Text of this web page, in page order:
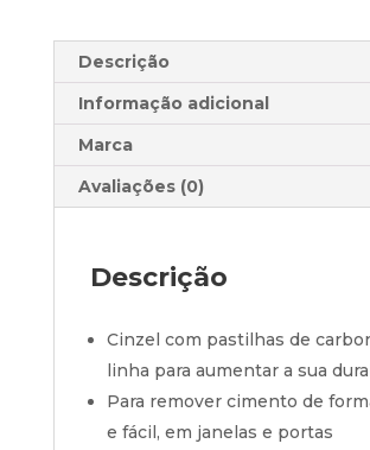
Descrição
Informação adicional
Marca
Avaliações (0)
Descrição
Cinzel com pastilhas de
linha para aumentar a sua
Para remover cimento de
e fácil, em janelas e portas